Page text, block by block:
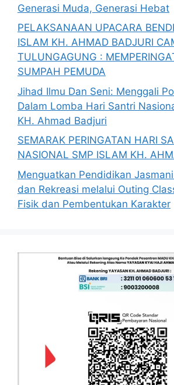
Generasi Muda, Generasi Hebat
PELAKSANAAN UPACARA
ISLAM KH. AHMAD BADJURI
TULUNGAGUNG :
SUMPAH PEMUDA
Jihad Ilmu Dan Seni: Menggali
Dalam Lomba Hari Santri
KH. Ahmad Badjuri
SEMARAK PERINGATAN HARI
NASIONAL SMP ISLAM KH.
Menguatkan Pendidikan
dan Rekreasi melalui Outing
Fisik dan Pembentukan Karakter